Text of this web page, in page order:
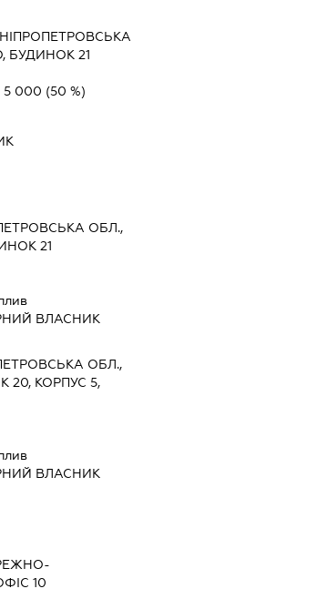
БУДИНОК 21
5 000 (50 %)
ОБЛ.,
21
ВЛАСНИК
ОБЛ.,
20, КОРПУС 5,
ВЛАСНИК
10